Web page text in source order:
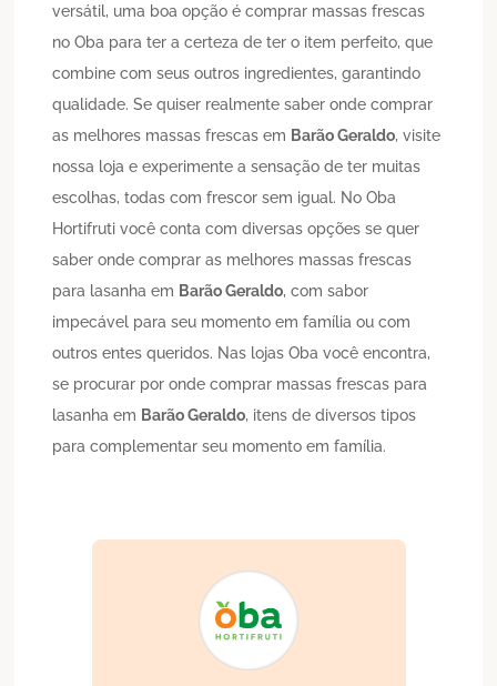
versátil, uma boa opção é comprar massas frescas
no Oba para ter a certeza de ter o item perfeito, que
combine com seus outros ingredientes, garantindo
qualidade. Se quiser realmente saber onde comprar
as melhores massas frescas em Barão Geraldo, visite
nossa loja e experimente a sensação de ter muitas
escolhas, todas com frescor sem igual. No Oba
Hortifruti você conta com diversas opções se quer
saber onde comprar as melhores massas frescas
para lasanha em Barão Geraldo, com sabor
impecável para seu momento em família ou com
outros entes queridos. Nas lojas Oba você encontra,
se procurar por onde comprar massas frescas para
lasanha em Barão Geraldo, itens de diversos tipos
para complementar seu momento em família.